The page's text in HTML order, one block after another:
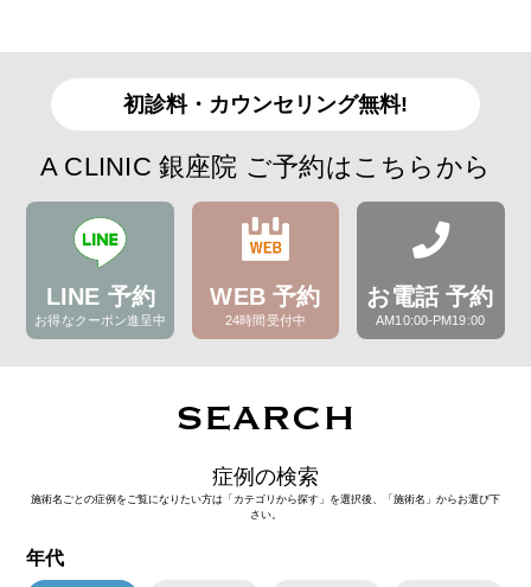
初診料・カウンセリング無料!
A CLINIC 銀座院 ご予約はこちらから
LINE 予約
お得なクーポン進呈中
WEB 予約
24時間受付中
お電話 予約
AM10:00-PM19:00
SEARCH
症例の検索
施術名ごとの症例をご覧になりたい方は「カテゴリから探す」を選択後、「施術名」からお選び下
さい。
年代